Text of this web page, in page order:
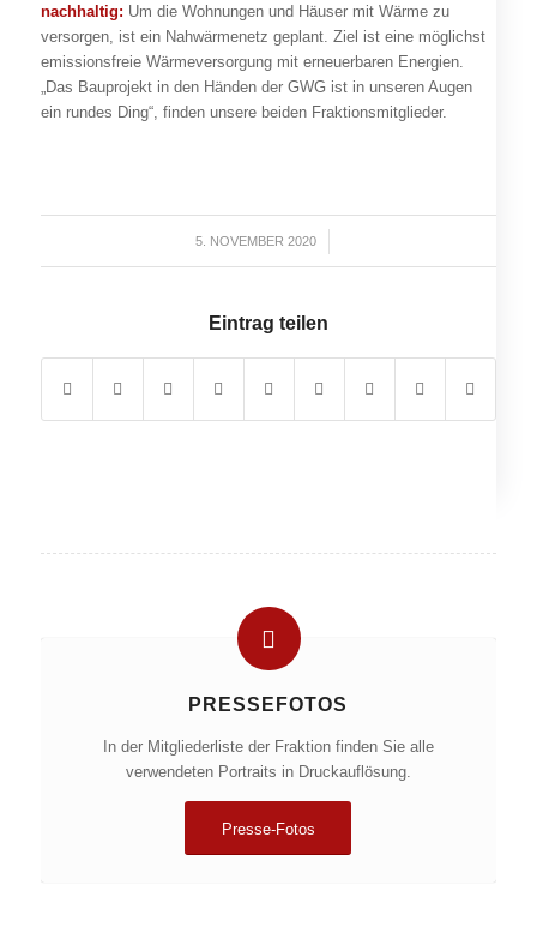
nachhaltig: Um die Wohnungen und Häuser mit Wärme zu
versorgen, ist ein Nahwärmenetz geplant. Ziel ist eine möglichst
emissionsfreie Wärmeversorgung mit erneuerbaren Energien.
„Das Bauprojekt in den Händen der GWG ist in unseren Augen
ein rundes Ding“, finden unsere beiden Fraktionsmitglieder.
5. NOVEMBER 2020
/
Eintrag teilen
PRESSEFOTOS
In der Mitgliederliste der Fraktion finden Sie alle
verwendeten Portraits in Druckauflösung.
Presse-Fotos